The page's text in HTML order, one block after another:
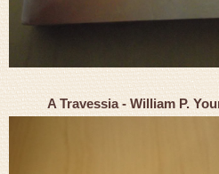
A Travessia - William P.